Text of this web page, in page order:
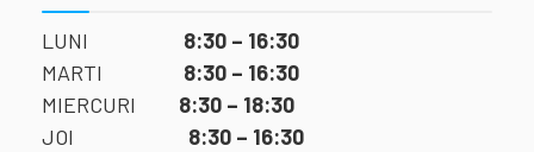
LUNI 8:30 – 16:30
MARTI 8:30 – 16:30
MIERCURI 8:30 – 18:30
JOI 8:30 – 16:30